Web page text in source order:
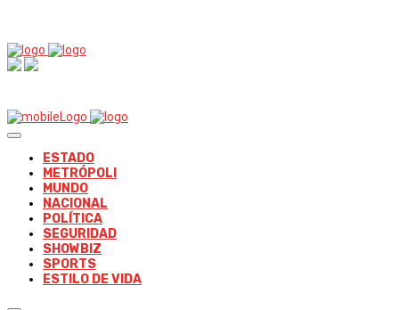
ESTADO
METRÓPOLI
MUNDO
NACIONAL
POLÍTICA
SEGURIDAD
SHOWBIZ
SPORTS
ESTILO DE VIDA